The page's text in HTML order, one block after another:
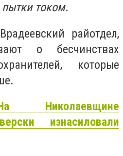
током.
райотдел,
о бесчинствах
которые
Николаевщине
изнасиловали